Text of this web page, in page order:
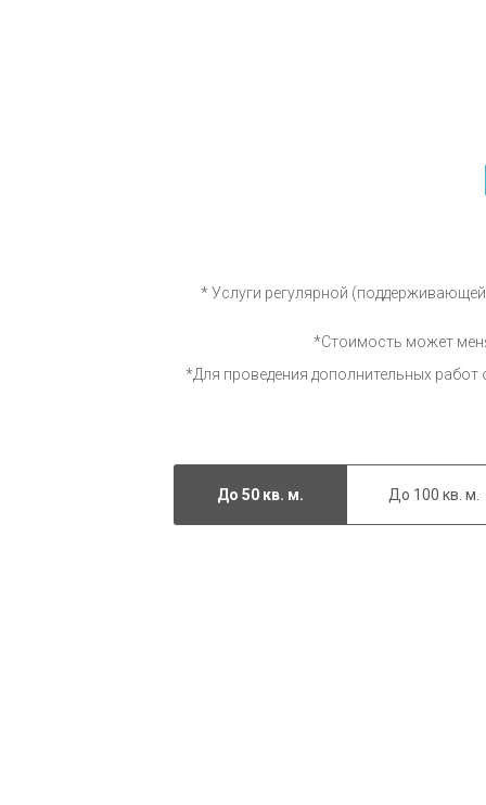
* Услуги регулярной
*Стоимость может
*Для проведения дополнительных
До 50 кв. м. До 100 кв. м.